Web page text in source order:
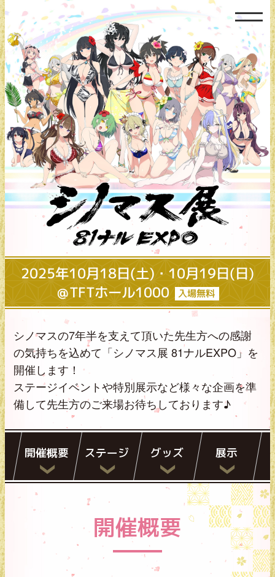
2025年10月18日(土)・10月19日(日)
＠TFTホール1000 入場無料
シノマスの7年半を支えて頂いた先生方への感謝
の気持ちを込めて「シノマス展 81ナルEXPO」を
開催します！
ステージイベントや特別展示など様々な企画を準
備して先生方のご来場お待ちしております♪
開催概要 ステージ グッズ 展示
開催概要